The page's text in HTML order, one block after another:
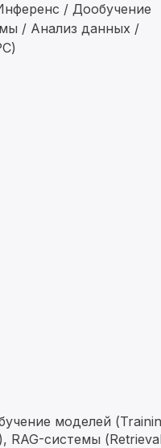
/ Дообучение
/ Анализ данных /
моделей
RAG-системы